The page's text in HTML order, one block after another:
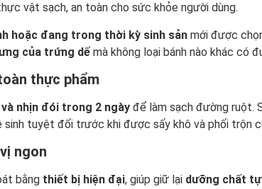
vật sạch, an toàn cho sức khỏe người dùng.
hoặc đang trong thời kỳ sinh sản mới được
của trứng dế mà không loại bánh nào khác có
thực phẩm
và nhịn đói trong 2 ngày để làm sạch đường ruột.
sinh tuyệt đối trước khi được sấy khô và phối trộn
ngon
bằng thiết bị hiện đại, giúp giữ lại dưỡng chất